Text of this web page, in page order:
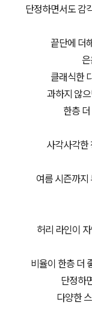
단정하면서도 감
끝단에 더
클래식한
과하지 않
한층
사각사각한
여름 시즌까지
허리 라인이
비율이 한층 더
단정하
다양한